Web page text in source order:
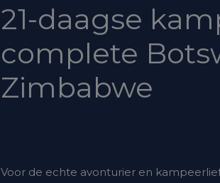
21-daagse
complete
Zimbabwe
Voor de echte avonturier en